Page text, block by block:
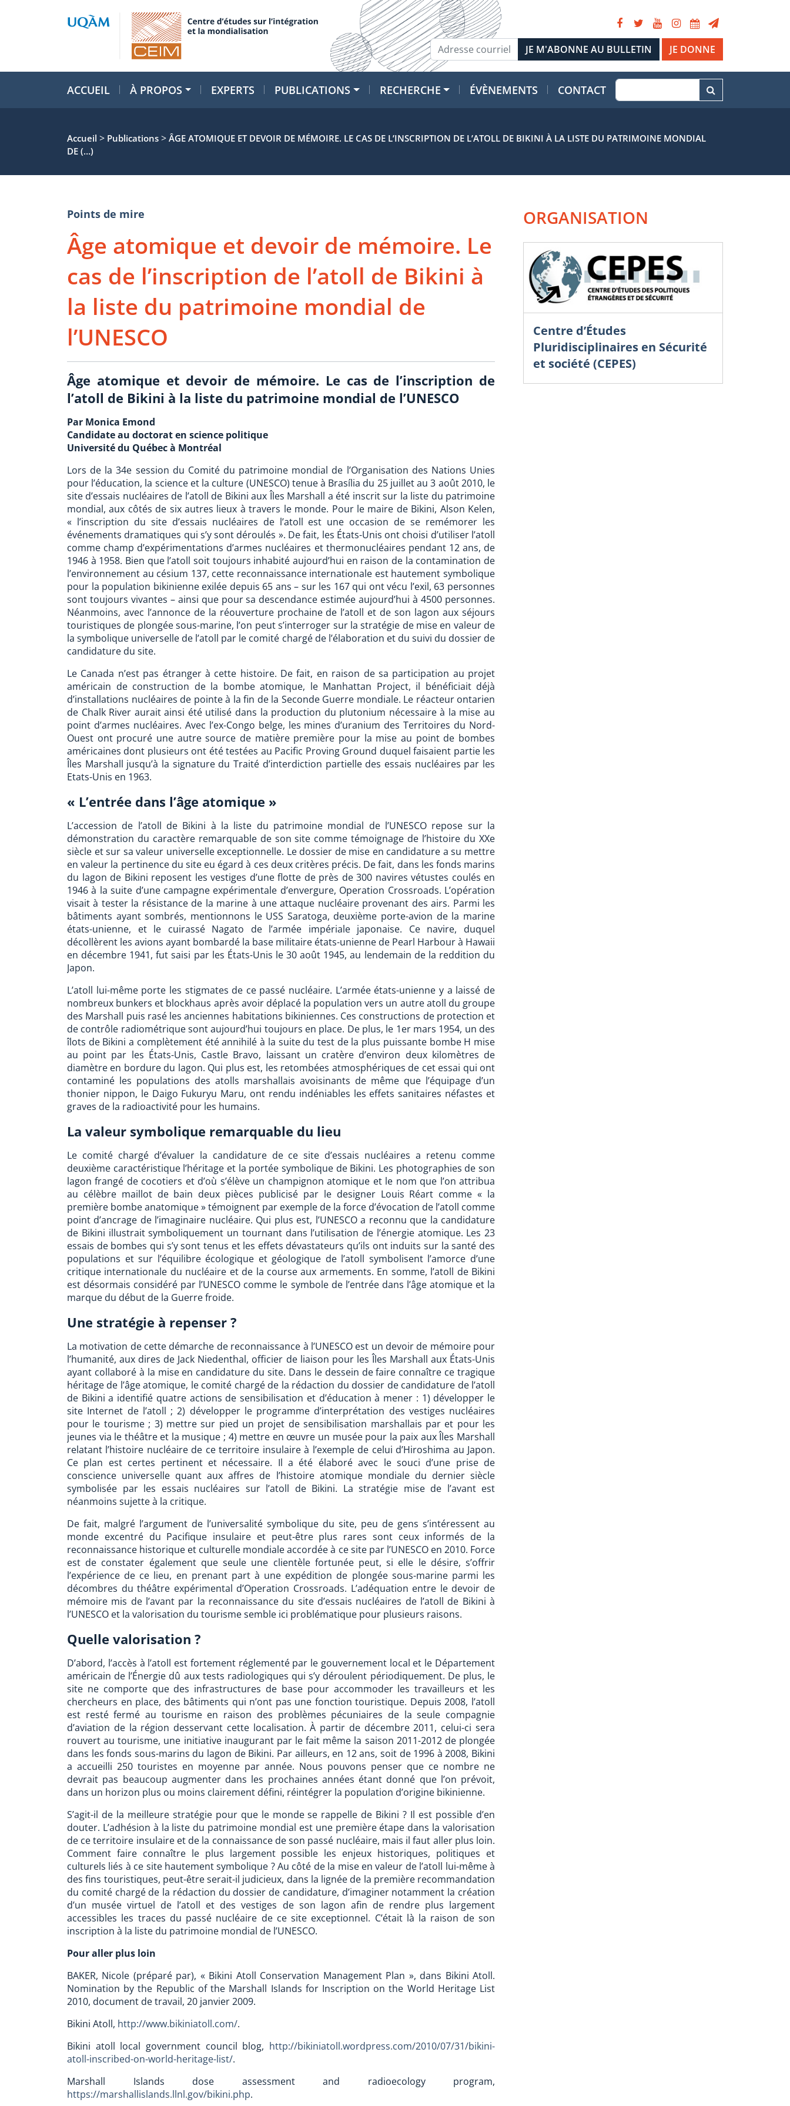
JE DONNE
ACCUEIL À PROPOS EXPERTS PUBLICATIONS RECHERCHE ÉVÈNEMENTS CONTACT
Accueil > Publications > ÂGE ATOMIQUE ET DEVOIR DE MÉMOIRE. LE CAS DE L’INSCRIPTION DE L’ATOLL DE BIKINI À LA LISTE DU PATRIMOINE MONDIAL
DE (…)
Points de mire
Âge atomique et devoir de mémoire. Le
cas de l’inscription de l’atoll de Bikini à
la liste du patrimoine mondial de
l’UNESCO
Âge atomique et devoir de mémoire. Le cas de l’inscription de
l’atoll de Bikini à la liste du patrimoine mondial de l’UNESCO
Par Monica Emond
Candidate au doctorat en science politique
Université du Québec à Montréal
Lors de la 34e session du Comité du patrimoine mondial de l’Organisation des Nations Unies
pour l’éducation, la science et la culture (UNESCO) tenue à Brasília du 25 juillet au 3 août 2010, le
site d’essais nucléaires de l’atoll de Bikini aux Îles Marshall a été inscrit sur la liste du patrimoine
mondial, aux côtés de six autres lieux à travers le monde. Pour le maire de Bikini, Alson Kelen,
« l’inscription du site d’essais nucléaires de l’atoll est une occasion de se remémorer les
événements dramatiques qui s’y sont déroulés ». De fait, les États-Unis ont choisi d’utiliser l’atoll
comme champ d’expérimentations d’armes nucléaires et thermonucléaires pendant 12 ans, de
1946 à 1958. Bien que l’atoll soit toujours inhabité aujourd’hui en raison de la contamination de
l’environnement au césium 137, cette reconnaissance internationale est hautement symbolique
pour la population bikinienne exilée depuis 65 ans – sur les 167 qui ont vécu l’exil, 63 personnes
sont toujours vivantes – ainsi que pour sa descendance estimée aujourd’hui à 4500 personnes.
Néanmoins, avec l’annonce de la réouverture prochaine de l’atoll et de son lagon aux séjours
touristiques de plongée sous-marine, l’on peut s’interroger sur la stratégie de mise en valeur de
la symbolique universelle de l’atoll par le comité chargé de l’élaboration et du suivi du dossier de
candidature du site.
Le Canada n’est pas étranger à cette histoire. De fait, en raison de sa participation au projet
américain de construction de la bombe atomique, le Manhattan Project, il bénéficiait déjà
d’installations nucléaires de pointe à la fin de la Seconde Guerre mondiale. Le réacteur ontarien
de Chalk River aurait ainsi été utilisé dans la production du plutonium nécessaire à la mise au
point d’armes nucléaires. Avec l’ex-Congo belge, les mines d’uranium des Territoires du Nord-
Ouest ont procuré une autre source de matière première pour la mise au point de bombes
américaines dont plusieurs ont été testées au Pacific Proving Ground duquel faisaient partie les
Îles Marshall jusqu’à la signature du Traité d’interdiction partielle des essais nucléaires par les
Etats-Unis en 1963.
« L’entrée dans l’âge atomique »
L’accession de l’atoll de Bikini à la liste du patrimoine mondial de l’UNESCO repose sur la
démonstration du caractère remarquable de son site comme témoignage de l’histoire du XXe
siècle et sur sa valeur universelle exceptionnelle. Le dossier de mise en candidature a su mettre
en valeur la pertinence du site eu égard à ces deux critères précis. De fait, dans les fonds marins
du lagon de Bikini reposent les vestiges d’une flotte de près de 300 navires vétustes coulés en
1946 à la suite d’une campagne expérimentale d’envergure, Operation Crossroads. L’opération
visait à tester la résistance de la marine à une attaque nucléaire provenant des airs. Parmi les
bâtiments ayant sombrés, mentionnons le USS Saratoga, deuxième porte-avion de la marine
états-unienne, et le cuirassé Nagato de l’armée impériale japonaise. Ce navire, duquel
décollèrent les avions ayant bombardé la base militaire états-unienne de Pearl Harbour à Hawaii
en décembre 1941, fut saisi par les États-Unis le 30 août 1945, au lendemain de la reddition du
Japon.
L’atoll lui-même porte les stigmates de ce passé nucléaire. L’armée états-unienne y a laissé de
nombreux bunkers et blockhaus après avoir déplacé la population vers un autre atoll du groupe
des Marshall puis rasé les anciennes habitations bikiniennes. Ces constructions de protection et
de contrôle radiométrique sont aujourd’hui toujours en place. De plus, le 1er mars 1954, un des
îlots de Bikini a complètement été annihilé à la suite du test de la plus puissante bombe H mise
au point par les États-Unis, Castle Bravo, laissant un cratère d’environ deux kilomètres de
diamètre en bordure du lagon. Qui plus est, les retombées atmosphériques de cet essai qui ont
contaminé les populations des atolls marshallais avoisinants de même que l’équipage d’un
thonier nippon, le Daigo Fukuryu Maru, ont rendu indéniables les effets sanitaires néfastes et
graves de la radioactivité pour les humains.
La valeur symbolique remarquable du lieu
Le comité chargé d’évaluer la candidature de ce site d’essais nucléaires a retenu comme
deuxième caractéristique l’héritage et la portée symbolique de Bikini. Les photographies de son
lagon frangé de cocotiers et d’où s’élève un champignon atomique et le nom que l’on attribua
au célèbre maillot de bain deux pièces publicisé par le designer Louis Réart comme « la
première bombe anatomique » témoignent par exemple de la force d’évocation de l’atoll comme
point d’ancrage de l’imaginaire nucléaire. Qui plus est, l’UNESCO a reconnu que la candidature
de Bikini illustrait symboliquement un tournant dans l’utilisation de l’énergie atomique. Les 23
essais de bombes qui s’y sont tenus et les effets dévastateurs qu’ils ont induits sur la santé des
populations et sur l’équilibre écologique et géologique de l’atoll symbolisent l’amorce d’une
critique internationale du nucléaire et de la course aux armements. En somme, l’atoll de Bikini
est désormais considéré par l’UNESCO comme le symbole de l’entrée dans l’âge atomique et la
marque du début de la Guerre froide.
Une stratégie à repenser ?
La motivation de cette démarche de reconnaissance à l’UNESCO est un devoir de mémoire pour
l’humanité, aux dires de Jack Niedenthal, officier de liaison pour les Îles Marshall aux États-Unis
ayant collaboré à la mise en candidature du site. Dans le dessein de faire connaître ce tragique
héritage de l’âge atomique, le comité chargé de la rédaction du dossier de candidature de l’atoll
de Bikini a identifié quatre actions de sensibilisation et d’éducation à mener : 1) développer le
site Internet de l’atoll ; 2) développer le programme d’interprétation des vestiges nucléaires
pour le tourisme ; 3) mettre sur pied un projet de sensibilisation marshallais par et pour les
jeunes via le théâtre et la musique ; 4) mettre en œuvre un musée pour la paix aux Îles Marshall
relatant l’histoire nucléaire de ce territoire insulaire à l’exemple de celui d’Hiroshima au Japon.
Ce plan est certes pertinent et nécessaire. Il a été élaboré avec le souci d’une prise de
conscience universelle quant aux affres de l’histoire atomique mondiale du dernier siècle
symbolisée par les essais nucléaires sur l’atoll de Bikini. La stratégie mise de l’avant est
néanmoins sujette à la critique.
De fait, malgré l’argument de l’universalité symbolique du site, peu de gens s’intéressent au
monde excentré du Pacifique insulaire et peut-être plus rares sont ceux informés de la
reconnaissance historique et culturelle mondiale accordée à ce site par l’UNESCO en 2010. Force
est de constater également que seule une clientèle fortunée peut, si elle le désire, s’offrir
l’expérience de ce lieu, en prenant part à une expédition de plongée sous-marine parmi les
décombres du théâtre expérimental d’Operation Crossroads. L’adéquation entre le devoir de
mémoire mis de l’avant par la reconnaissance du site d’essais nucléaires de l’atoll de Bikini à
l’UNESCO et la valorisation du tourisme semble ici problématique pour plusieurs raisons.
Quelle valorisation ?
D’abord, l’accès à l’atoll est fortement réglementé par le gouvernement local et le Département
américain de l’Énergie dû aux tests radiologiques qui s’y déroulent périodiquement. De plus, le
site ne comporte que des infrastructures de base pour accommoder les travailleurs et les
chercheurs en place, des bâtiments qui n’ont pas une fonction touristique. Depuis 2008, l’atoll
est resté fermé au tourisme en raison des problèmes pécuniaires de la seule compagnie
d’aviation de la région desservant cette localisation. À partir de décembre 2011, celui-ci sera
rouvert au tourisme, une initiative inaugurant par le fait même la saison 2011-2012 de plongée
dans les fonds sous-marins du lagon de Bikini. Par ailleurs, en 12 ans, soit de 1996 à 2008, Bikini
a accueilli 250 touristes en moyenne par année. Nous pouvons penser que ce nombre ne
devrait pas beaucoup augmenter dans les prochaines années étant donné que l’on prévoit,
dans un horizon plus ou moins clairement défini, réintégrer la population d’origine bikinienne.
S’agit-il de la meilleure stratégie pour que le monde se rappelle de Bikini ? Il est possible d’en
douter. L’adhésion à la liste du patrimoine mondial est une première étape dans la valorisation
de ce territoire insulaire et de la connaissance de son passé nucléaire, mais il faut aller plus loin.
Comment faire connaître le plus largement possible les enjeux historiques, politiques et
culturels liés à ce site hautement symbolique ? Au côté de la mise en valeur de l’atoll lui-même à
des fins touristiques, peut-être serait-il judicieux, dans la lignée de la première recommandation
du comité chargé de la rédaction du dossier de candidature, d’imaginer notamment la création
d’un musée virtuel de l’atoll et des vestiges de son lagon afin de rendre plus largement
accessibles les traces du passé nucléaire de ce site exceptionnel. C’était là la raison de son
inscription à la liste du patrimoine mondial de l’UNESCO.
Pour aller plus loin
BAKER, Nicole (préparé par), « Bikini Atoll Conservation Management Plan », dans Bikini Atoll.
Nomination by the Republic of the Marshall Islands for Inscription on the World Heritage List
2010, document de travail, 20 janvier 2009.
Bikini Atoll, http://www.bikiniatoll.com/.
Bikini atoll local government council blog, http://bikiniatoll.wordpress.com/2010/07/31/bikini-
atoll-inscribed-on-world-heritage-list/.
Marshall Islands dose assessment and radioecology program,
https://marshallislands.llnl.gov/bikini.php.
ORGANISATION
Centre d’Études
Pluridisciplinaires en Sécurité
et société (CEPES)